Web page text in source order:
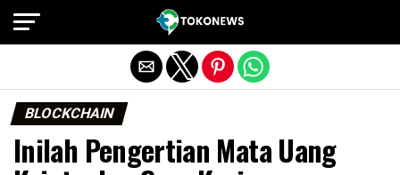
BLOCKCHAIN
Inilah Pengertian Mata Uang
Exit mobile version